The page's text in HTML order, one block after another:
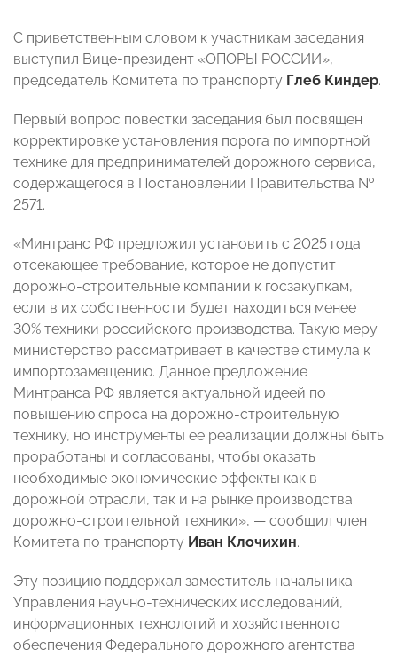
С приветственным словом к участникам заседания
выступил Вице-президент «ОПОРЫ РОССИИ»,
председатель Комитета по транспорту Глеб Киндер.
Первый вопрос повестки заседания был посвящен
корректировке установления порога по импортной
технике для предпринимателей дорожного сервиса,
содержащегося в Постановлении Правительства №
2571.
«Минтранс РФ предложил установить с 2025 года
отсекающее требование, которое не допустит
дорожно-строительные компании к госзакупкам,
если в их собственности будет находиться менее
30% техники российского производства. Такую меру
министерство рассматривает в качестве стимула к
импортозамещению. Данное предложение
Минтранса РФ является актуальной идеей по
повышению спроса на дорожно-строительную
технику, но инструменты ее реализации должны быть
проработаны и согласованы, чтобы оказать
необходимые экономические эффекты как в
дорожной отрасли, так и на рынке производства
дорожно-строительной техники», — сообщил член
Комитета по транспорту Иван Клочихин.
Эту позицию поддержал заместитель начальника
Управления научно-технических исследований,
информационных технологий и хозяйственного
обеспечения Федерального дорожного агентства